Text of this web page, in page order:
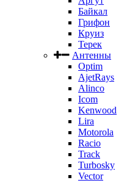
Байкал
Грифон
Круиз
Терек
Антенны
Optim
AjetRays
Alinco
Icom
Kenwood
Lira
Motorola
Racio
Track
Turbosky
Vector